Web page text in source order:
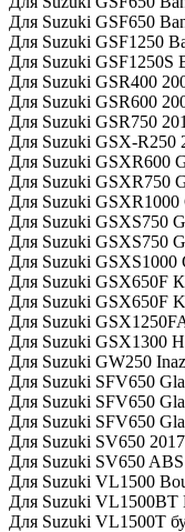
Для Suzuki GSF650
Для Suzuki GSF1250
Для Suzuki GSF1250S
Для Suzuki GSR400
Для Suzuki GSR600
Для Suzuki GSR750
Для Suzuki GSX-R250
Для Suzuki GSXR600
Для Suzuki GSXR750
Для Suzuki
Для Suzuki GSXS750
Для Suzuki GSXS750
Для Suzuki GSXS1000
Для Suzuki GSX650F
Для Suzuki GSX650F
Для Suzuki
Для Suzuki GSX1300
Для Suzuki GW250
Для Suzuki SFV650
Для Suzuki SFV650
Для Suzuki SFV650
Для Suzuki SV650 2017
Для Suzuki SV650
Для Suzuki VL1500
Для Suzuki VL1500BT
Для Suzuki VL1500T